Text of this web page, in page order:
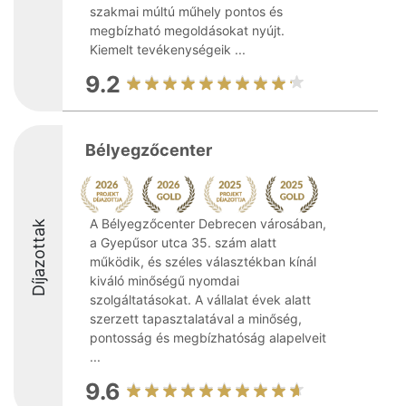
szakmai múltú műhely pontos és
megbízható megoldásokat nyújt.
Kiemelt tevékenységeik ...
9.2
Díjazottak
Bélyegzőcenter
A Bélyegzőcenter Debrecen városában,
a Gyepűsor utca 35. szám alatt
működik, és széles választékban kínál
kiváló minőségű nyomdai
szolgáltatásokat. A vállalat évek alatt
szerzett tapasztalatával a minőség,
pontosság és megbízhatóság alapelveit
...
9.6